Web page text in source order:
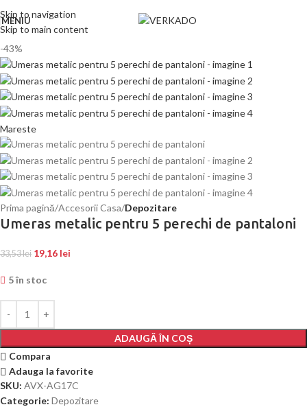
Skip to navigation
Skip to main content
MENIU
-43%
Mareste
Prima pagină Accesorii Casa Depozitare
Umeras metalic pentru 5 perechi de pantaloni
33,53lei 19,16 lei
5 în stoc
ADAUGĂ ÎN COȘ
Compara
Adauga la favorite
SKU: AVX-AG17C
Categorie: Depozitare